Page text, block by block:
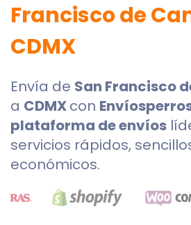
Francisco de
CDMX
Envía de San Francisco
a CDMXcon
plataforma de envíos
servicios rápidos,
económicos.